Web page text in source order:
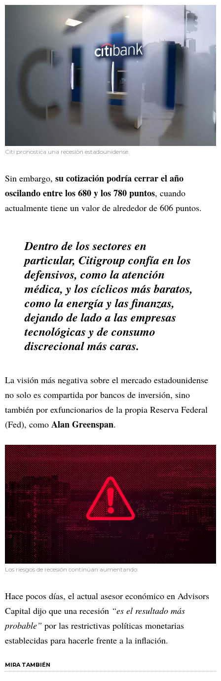
Citi pronostica una recesión estadounidense.
Sin embargo, su cotización podría cerrar el año
oscilando entre los 680 y los 780 puntos, cuando
actualmente tiene un valor de alrededor de 606 puntos.
Dentro de los sectores en
particular, Citigroup confía en los
defensivos, como la atención
médica, y los cíclicos más baratos,
como la energía y las finanzas,
dejando de lado a las empresas
tecnológicas y de consumo
discrecional más caras.
La visión más negativa sobre el mercado estadounidense
no solo es compartida por bancos de inversión, sino
también por exfuncionarios de la propia Reserva Federal
(Fed), como Alan Greenspan.
Los riesgos de recesión continúan aumentando.
Hace pocos días, el actual asesor económico en Advisors
Capital dijo que una recesión “es el resultado más
probable” por las restrictivas políticas monetarias
establecidas para hacerle frente a la inflación.
MIRA TAMBIÉN